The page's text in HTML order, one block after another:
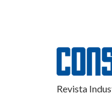
Revista